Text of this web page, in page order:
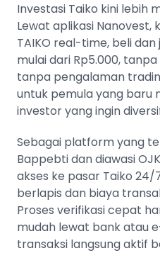
Investasi Taiko kini lebih
Lewat aplikasi Nanovest,
TAIKO real-time, beli dan
mulai dari Rp5.000,
tanpa pengalaman
untuk pemula yang baru
investor yang ingin
Sebagai platform yang
Bappebti dan diawasi
akses ke pasar Taiko
berlapis dan biaya
Proses verifikasi cepat
mudah lewat bank atau
transaksi langsung aktif